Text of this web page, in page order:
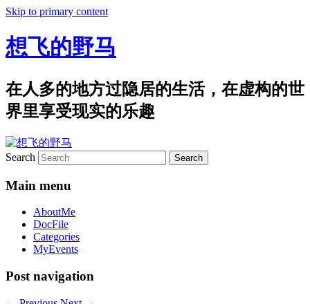
Skip to primary content
想飞的野马
在人多的地方过隐居的生活，在虚构的世
界里享受现实的乐趣
Search
Main menu
AboutMe
DocFile
Categories
MyEvents
Post navigation